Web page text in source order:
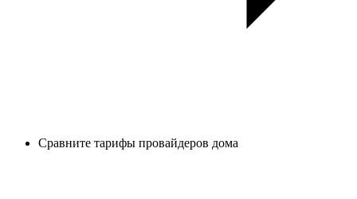
Сравните тарифы провайдеров дома